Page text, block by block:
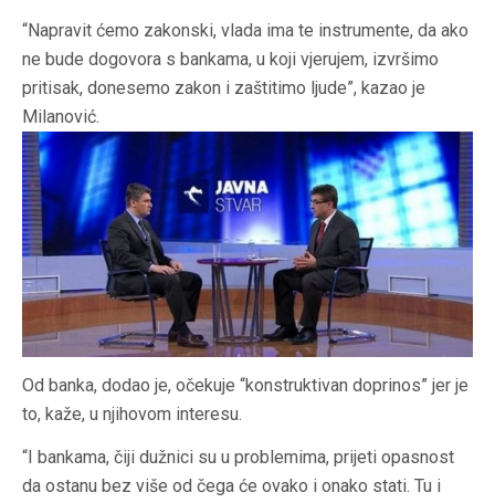
“Napravit ćemo zakonski, vlada ima te instrumente, da ako
ne bude dogovora s bankama, u koji vjerujem, izvršimo
pritisak, donesemo zakon i zaštitimo ljude”, kazao je
Milanović.
Od banka, dodao je, očekuje “konstruktivan doprinos” jer je
to, kaže, u njihovom interesu.
“I bankama, čiji dužnici su u problemima, prijeti opasnost
da ostanu bez više od čega će ovako i onako stati. Tu i